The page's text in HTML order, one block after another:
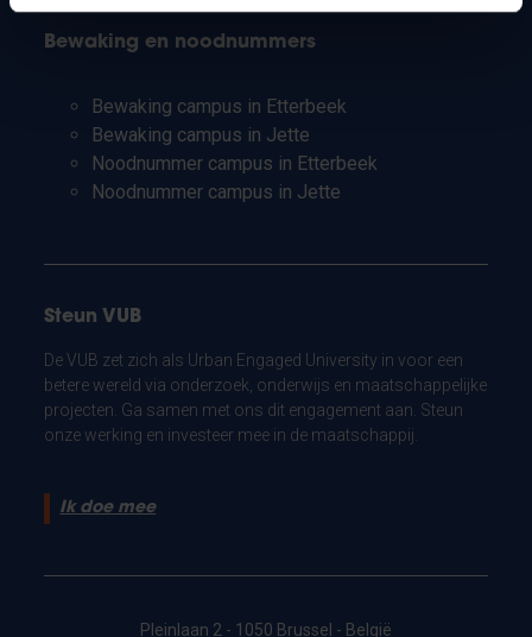
Bewaking en noodnummers
Bewaking campus in Etterbeek
Bewaking campus in Jette
Noodnummer campus in Etterbeek
Noodnummer campus in Jette
Steun VUB
De VUB zet zich als Urban Engaged University in voor een
betere wereld via onderzoek, onderwijs en maatschappelijke
projecten. Ga samen met ons dit engagement aan. Steun
onze werking en investeer mee in de maatschappij.
Ik doe mee
Pleinlaan 2 - 1050 Brussel - België